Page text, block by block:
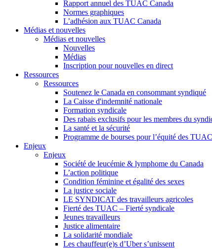
Rapport annuel des TUAC Canada
Normes graphiques
L’adhésion aux TUAC Canada
Médias et nouvelles
Médias et nouvelles
Nouvelles
Médias
Inscription pour nouvelles en direct
Ressources
Ressources
Soutenez le Canada en consommant syndiqué
La Caisse d'indemnité nationale
Formation syndicale
Des rabais exclusifs pour les membres du
La santé et la sécurité
Programme de bourses pour l’équité des
Enjeux
Enjeux
Société de leucémie & lymphome du Canada
L’action politique
Condition féminine et égalité des sexes
La justice sociale
LE SYNDICAT des travailleurs agricoles
Fierté des TUAC – Fierté syndicale
Jeunes travailleurs
Justice alimentaire
La solidarité mondiale
Les chauffeur(e)s d’Uber s’unissent